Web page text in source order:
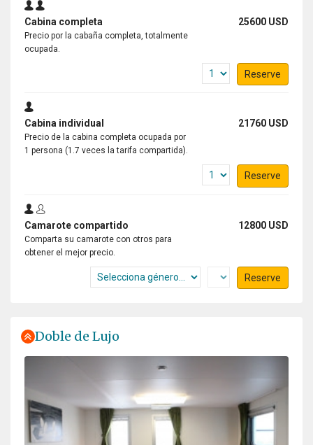
Cabina completa 25600 USD
Precio por la cabaña completa, totalmente
ocupada.
Reserve
Cabina individual 21760 USD
Precio de la cabina completa ocupada por
1 persona (1.7 veces la tarifa compartida).
Reserve
Camarote compartido 12800 USD
Comparta su camarote con otros para
obtener el mejor precio.
Reserve
Doble de Lujo